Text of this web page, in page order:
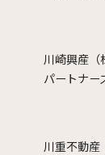
川崎興産（
パートナー
川重不動産